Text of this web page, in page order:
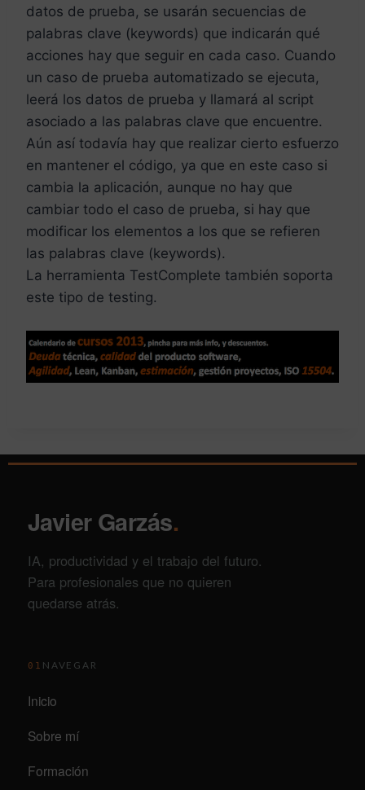
datos de prueba, se usarán secuencias de
palabras clave (keywords) que indicarán qué
acciones hay que seguir en cada caso. Cuando
un caso de prueba automatizado se ejecuta,
leerá los datos de prueba y llamará al script
asociado a las palabras clave que encuentre.
Aún así todavía hay que realizar cierto esfuerzo
en mantener el código, ya que en este caso si
cambia la aplicación, aunque no hay que
cambiar todo el caso de prueba, si hay que
modificar los elementos a los que se refieren
las palabras clave (keywords).
La herramienta TestComplete también soporta
este tipo de testing.
Javier Garzás.
IA, productividad y el trabajo del futuro.
Para profesionales que no quieren
quedarse atrás.
01 NAVEGAR
Inicio
Sobre mí
Formación